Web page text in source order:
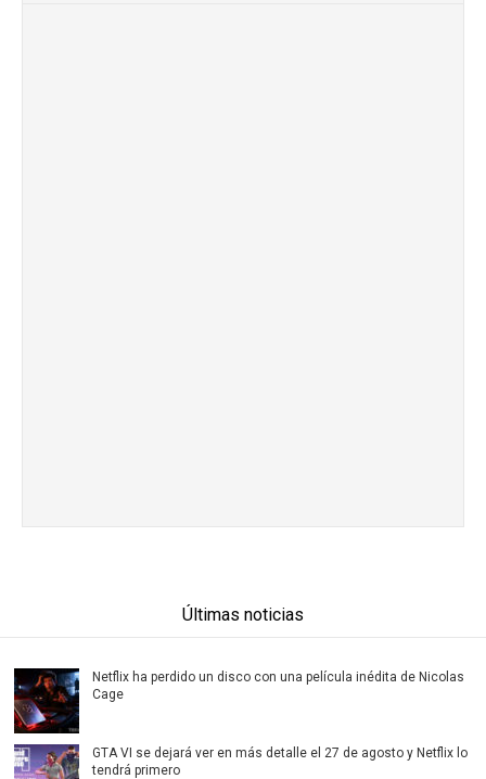
Últimas noticias
Netflix ha perdido un disco con una película inédita de Nicolas
Cage
GTA VI se dejará ver en más detalle el 27 de agosto y Netflix lo
tendrá primero